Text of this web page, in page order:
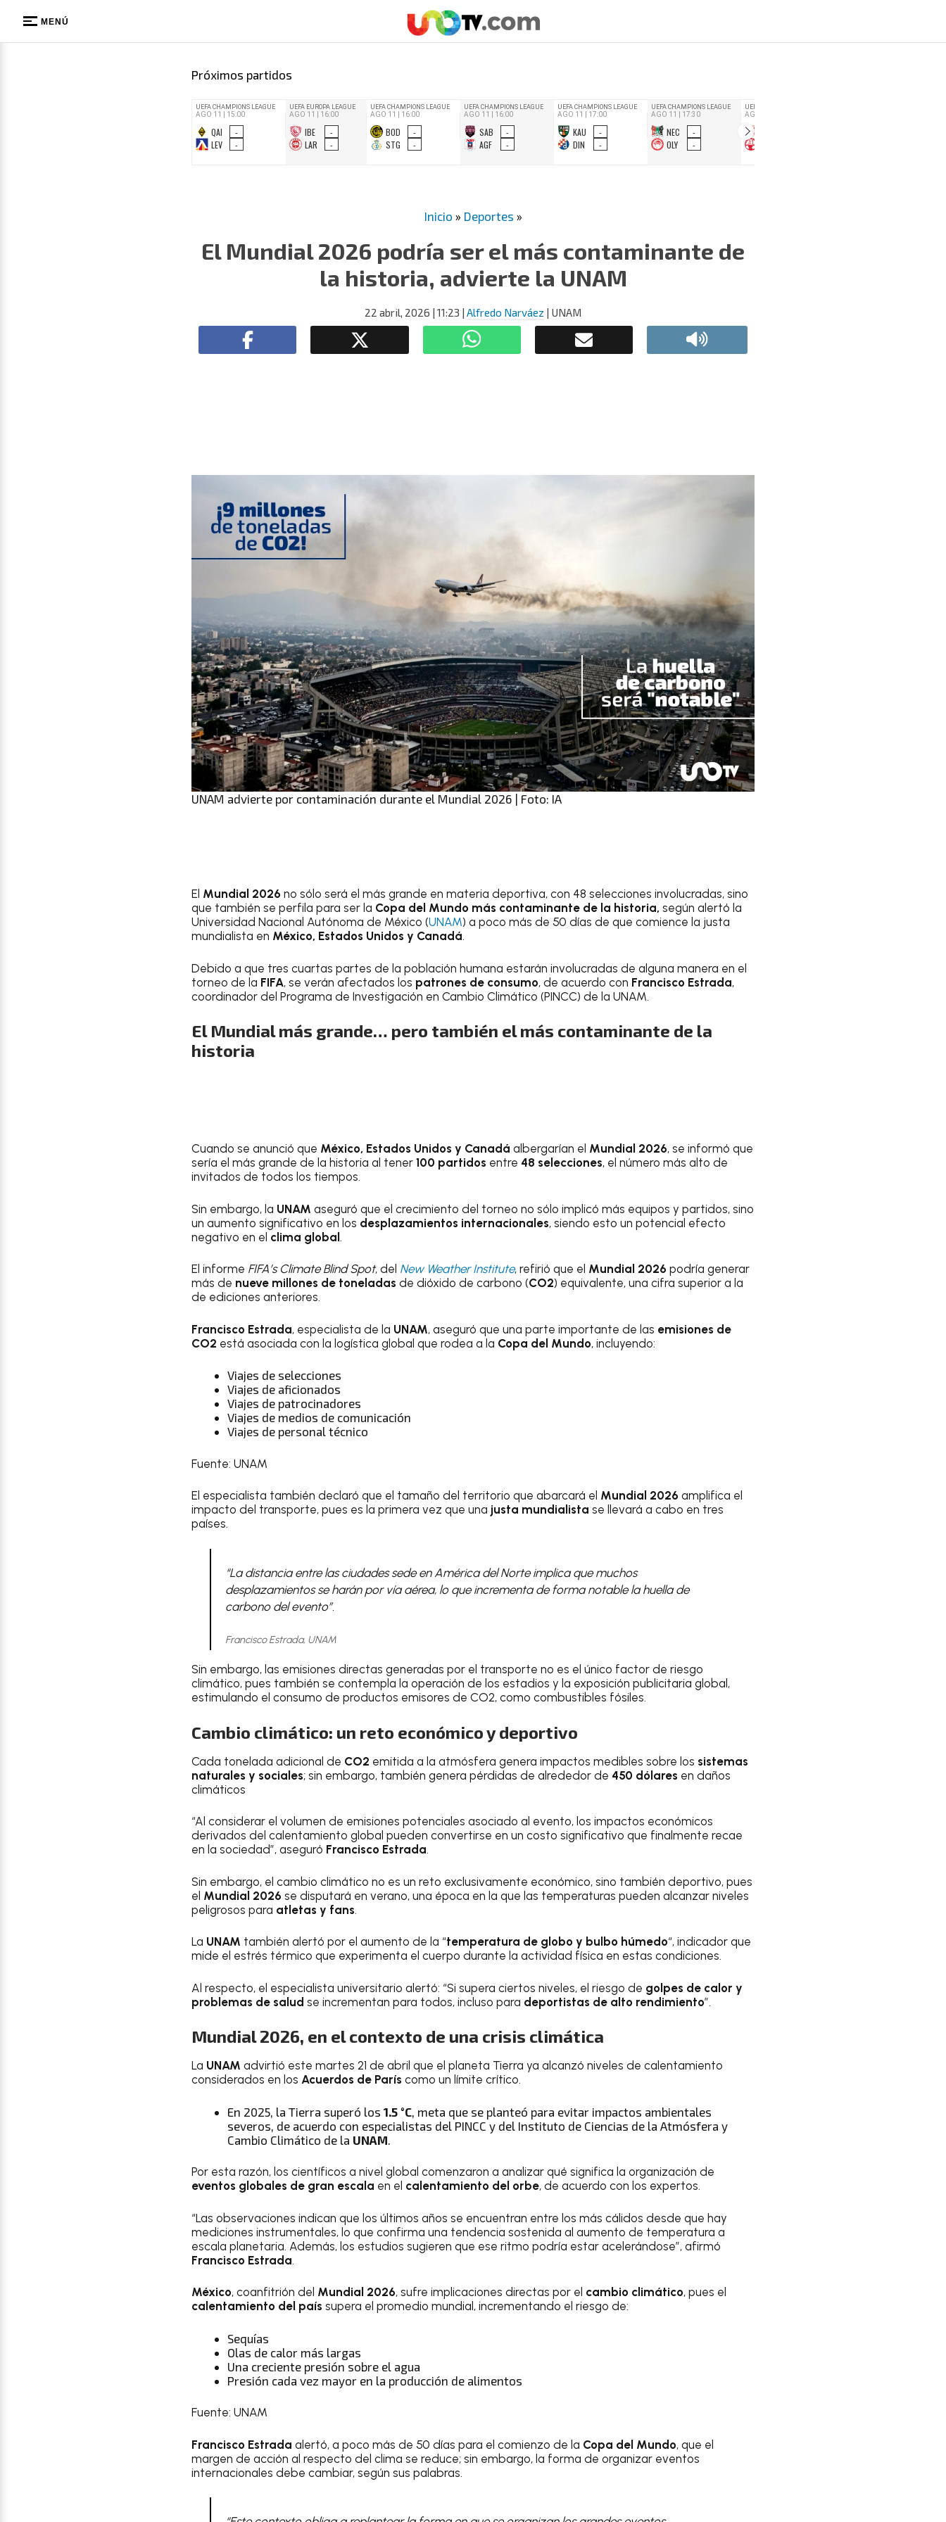
MENÚ
Próximos partidos
Inicio » Deportes »
El Mundial 2026 podría ser el más contaminante de
la historia, advierte la UNAM
22 abril, 2026 | 11:23 | Alfredo Narváez | UNAM
UNAM advierte por contaminación durante el Mundial 2026 | Foto: IA
El Mundial 2026 no sólo será el más grande en materia deportiva, con 48 selecciones involucradas, sino
que también se perfila para ser la Copa del Mundo más contaminante de la historia, según alertó la
Universidad Nacional Autónoma de México (UNAM) a poco más de 50 días de que comience la justa
mundialista en México, Estados Unidos y Canadá.
Debido a que tres cuartas partes de la población humana estarán involucradas de alguna manera en el
torneo de la FIFA, se verán afectados los patrones de consumo, de acuerdo con Francisco Estrada,
coordinador del Programa de Investigación en Cambio Climático (PINCC) de la UNAM.
El Mundial más grande… pero también el más contaminante de la
historia
Cuando se anunció que México, Estados Unidos y Canadá albergarían el Mundial 2026, se informó que
sería el más grande de la historia al tener 100 partidos entre 48 selecciones, el número más alto de
invitados de todos los tiempos.
Sin embargo, la UNAM aseguró que el crecimiento del torneo no sólo implicó más equipos y partidos, sino
un aumento significativo en los desplazamientos internacionales, siendo esto un potencial efecto
negativo en el clima global.
El informe FIFA’s Climate Blind Spot, del New Weather Institute, refirió que el Mundial 2026 podría generar
más de nueve millones de toneladas de dióxido de carbono (CO2) equivalente, una cifra superior a la
de ediciones anteriores.
Francisco Estrada, especialista de la UNAM, aseguró que una parte importante de las emisiones de
CO2 está asociada con la logística global que rodea a la Copa del Mundo, incluyendo:
Viajes de selecciones
Viajes de aficionados
Viajes de patrocinadores
Viajes de medios de comunicación
Viajes de personal técnico
Fuente: UNAM
El especialista también declaró que el tamaño del territorio que abarcará el Mundial 2026 amplifica el
impacto del transporte, pues es la primera vez que una justa mundialista se llevará a cabo en tres
países.
“La distancia entre las ciudades sede en América del Norte implica que muchos
desplazamientos se harán por vía aérea, lo que incrementa de forma notable la huella de
carbono del evento”.
Francisco Estrada, UNAM
Sin embargo, las emisiones directas generadas por el transporte no es el único factor de riesgo
climático, pues también se contempla la operación de los estadios y la exposición publicitaria global,
estimulando el consumo de productos emisores de CO2, como combustibles fósiles.
Cambio climático: un reto económico y deportivo
Cada tonelada adicional de CO2 emitida a la atmósfera genera impactos medibles sobre los sistemas
naturales y sociales; sin embargo, también genera pérdidas de alrededor de 450 dólares en daños
climáticos
“Al considerar el volumen de emisiones potenciales asociado al evento, los impactos económicos
derivados del calentamiento global pueden convertirse en un costo significativo que finalmente recae
en la sociedad”, aseguró Francisco Estrada.
Sin embargo, el cambio climático no es un reto exclusivamente económico, sino también deportivo, pues
el Mundial 2026 se disputará en verano, una época en la que las temperaturas pueden alcanzar niveles
peligrosos para atletas y fans.
La UNAM también alertó por el aumento de la “temperatura de globo y bulbo húmedo“, indicador que
mide el estrés térmico que experimenta el cuerpo durante la actividad física en estas condiciones.
Al respecto, el especialista universitario alertó: “Si supera ciertos niveles, el riesgo de golpes de calor y
problemas de salud se incrementan para todos, incluso para deportistas de alto rendimiento”.
Mundial 2026, en el contexto de una crisis climática
La UNAM advirtió este martes 21 de abril que el planeta Tierra ya alcanzó niveles de calentamiento
considerados en los Acuerdos de París como un límite crítico.
En 2025, la Tierra superó los 1.5 °C , meta que se planteó para evitar impactos ambientales
severos, de acuerdo con especialistas del PINCC y del Instituto de Ciencias de la Atmósfera y
Cambio Climático de la UNAM
Por esta razón, los científicos a nivel global comenzaron a analizar qué significa la organización de
eventos globales de gran escala en el calentamiento del orbe, de acuerdo con los expertos.
“Las observaciones indican que los últimos años se encuentran entre los más cálidos desde que hay
mediciones instrumentales, lo que confirma una tendencia sostenida al aumento de temperatura a
escala planetaria. Además, los estudios sugieren que ese ritmo podría estar acelerándose”, afirmó
Francisco Estrada.
México, coanfitrión del Mundial 2026, sufre implicaciones directas por el cambio climático, pues el
calentamiento del país supera el promedio mundial, incrementando el riesgo de:
Sequías
Olas de calor más largas
Una creciente presión sobre el agua
Presión cada vez mayor en la producción de alimentos
Fuente: UNAM
Francisco Estrada alertó, a poco más de 50 días para el comienzo de la Copa del Mundo, que el
margen de acción al respecto del clima se reduce; sin embargo, la forma de organizar eventos
internacionales debe cambiar, según sus palabras.